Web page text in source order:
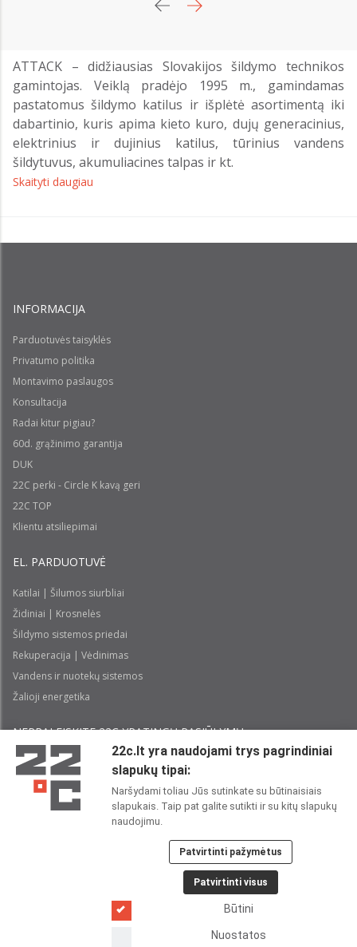
ATTACK – didžiausias Slovakijos šildymo technikos
gamintojas. Veiklą pradėjo 1995 m., gamindamas
pastatomus šildymo katilus ir išplėtė asortimentą iki
dabartinio, kuris apima kieto kuro, dujų generacinius,
elektrinius ir dujinius katilus, tūrinius vandens
šildytuvus, akumuliacines talpas ir kt.
Skaityti daugiau
INFORMACIJA
Parduotuvės taisyklės
Privatumo politika
Montavimo paslaugos
Konsultacija
Radai kitur pigiau?
60d. grąžinimo garantija
DUK
22C perki - Circle K kavą geri
22C TOP
Klientu atsiliepimai
EL. PARDUOTUVĖ
Katilai | Šilumos siurbliai
Židiniai | Krosnelės
Šildymo sistemos priedai
Rekuperacija | Vėdinimas
Vandens ir nuotekų sistemos
Žalioji energetika
NEPRALEISKITE 22С YPATINGŲ PASIŪLYMŲ:
Perskaičiau ir sutinku su 22CPrivatumo politika
22C SOCIALINIUOSE TINKLUOSE:
22c.lt yra naudojami trys pagrindiniai
slapukų tipai:
Naršydami toliau Jūs sutinkate su būtinaisiais
slapukais. Taip pat galite sutikti ir su kitų slapukų
naudojimu.
Patvirtinti pažymėtus
Patvirtinti visus
Būtini
Nuostatos